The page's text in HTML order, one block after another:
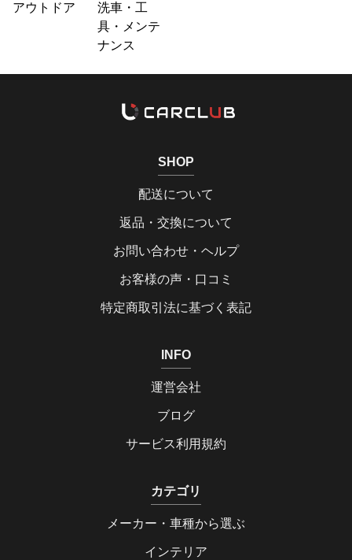
アウトドア
洗車・工
具・メンテ
ナンス
SHOP
配送について
返品・交換について
お問い合わせ・ヘルプ
お客様の声・口コミ
特定商取引法に基づく表記
INFO
運営会社
ブログ
サービス利用規約
カテゴリ
メーカー・車種から選ぶ
インテリア